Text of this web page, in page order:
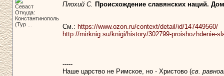
Севаст
Откуда:
Константинополь
(Тур ...
Плохий С. Происхождение славянских наций.
См.: https://www.ozon.ru/context/detail/id/147449560/
http://mirknig.su/knigi/history/302799-proishozhdenie-
-----
Наше царство не Римское, но - Христово (св.